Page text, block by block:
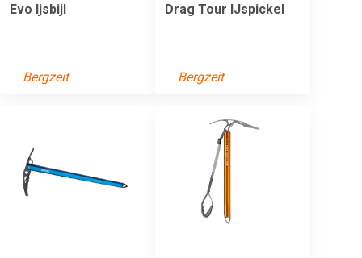
Evo Ijsbijl
Bergzeit
Drag Tour IJspickel
Bergzeit